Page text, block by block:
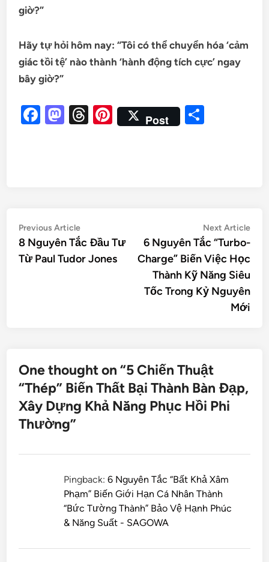
giờ?”
Hãy tự hỏi hôm nay: “Tôi có thể chuyển hóa ‘cảm
giác tồi tệ’ nào thành ‘hành động tích cực’ ngay
bây giờ?”
Facebook
Mastodon
Threads
Pinterest
Post
Previous Article
8 Nguyên Tắc Đầu Tư
Từ Paul Tudor Jones
Next Article
6 Nguyên Tắc “Turbo-
Charge” Biến Việc Học
Thành Kỹ Năng Siêu
Tốc Trong Kỷ Nguyên
Mới
One thought on “5 Chiến Thuật
“Thép” Biến Thất Bại Thành Bàn Đạp,
Xây Dựng Khả Năng Phục Hồi Phi
Thường”
Pingback:6 Nguyên Tắc “Bất Khả Xâm
Phạm” Biến Giới Hạn Cá Nhân Thành
“Bức Tường Thành” Bảo Vệ Hạnh Phúc
& Năng Suất - SAGOWA